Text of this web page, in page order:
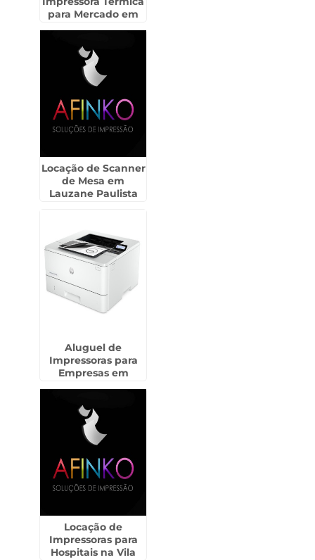
para Mercado em
Locação de Scanner
de Mesa em
Lauzane Paulista
Aluguel de
Impressoras para
Empresas em
Locação de
Impressoras para
Hospitais na Vila